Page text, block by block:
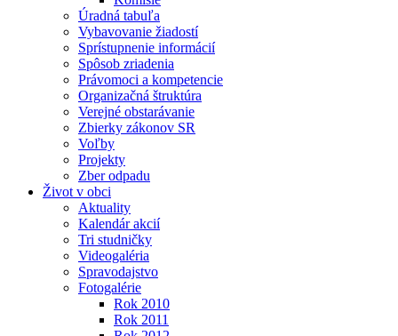
Úradná tabuľa
Vybavovanie žiadostí
Sprístupnenie informácií
Spôsob zriadenia
Právomoci a kompetencie
Organizačná štruktúra
Verejné obstarávanie
Zbierky zákonov SR
Voľby
Projekty
Zber odpadu
Život v obci
Aktuality
Kalendár akcií
Tri studničky
Videogaléria
Spravodajstvo
Fotogalérie
Rok 2010
Rok 2011